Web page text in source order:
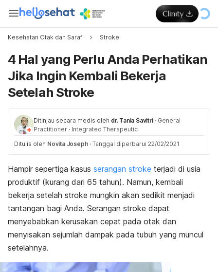
Kesehatan Otak dan Saraf Stroke
4 Hal yang Perlu Anda Perhatikan
Jika Ingin Kembali Bekerja
Setelah Stroke
Ditinjau secara medis oleh dr. Tania Savitri · General
Practitioner · Integrated Therapeutic
Ditulis oleh Novita Joseph · Tanggal diperbarui 22/02/2021
Hampir sepertiga kasus serangan stroke terjadi di usia
produktif (kurang dari 65 tahun). Namun, kembali
bekerja setelah stroke mungkin akan sedikit menjadi
tantangan bagi Anda. Serangan stroke dapat
menyebabkan kerusakan cepat pada otak dan
menyisakan sejumlah dampak pada tubuh yang muncul
setelahnya.